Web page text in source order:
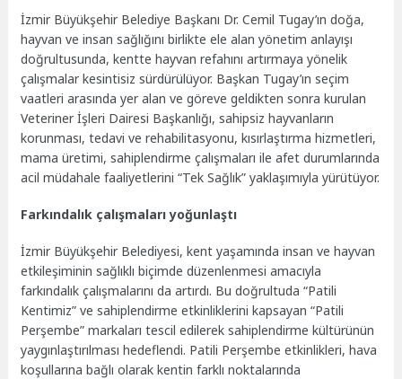
İzmir Büyükşehir Belediye Başkanı Dr. Cemil Tugay’ın doğa,
hayvan ve insan sağlığını birlikte ele alan yönetim anlayışı
doğrultusunda, kentte hayvan refahını artırmaya yönelik
çalışmalar kesintisiz sürdürülüyor. Başkan Tugay’ın seçim
vaatleri arasında yer alan ve göreve geldikten sonra kurulan
Veteriner İşleri Dairesi Başkanlığı, sahipsiz hayvanların
korunması, tedavi ve rehabilitasyonu, kısırlaştırma hizmetleri,
mama üretimi, sahiplendirme çalışmaları ile afet durumlarında
acil müdahale faaliyetlerini “Tek Sağlık” yaklaşımıyla yürütüyor.
Farkındalık çalışmaları yoğunlaştı
İzmir Büyükşehir Belediyesi, kent yaşamında insan ve hayvan
etkileşiminin sağlıklı biçimde düzenlenmesi amacıyla
farkındalık çalışmalarını da artırdı. Bu doğrultuda “Patili
Kentimiz” ve sahiplendirme etkinliklerini kapsayan “Patili
Perşembe” markaları tescil edilerek sahiplendirme kültürünün
yaygınlaştırılması hedeflendi. Patili Perşembe etkinlikleri, hava
koşullarına bağlı olarak kentin farklı noktalarında